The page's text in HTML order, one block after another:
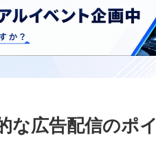
な広告配信のポイ